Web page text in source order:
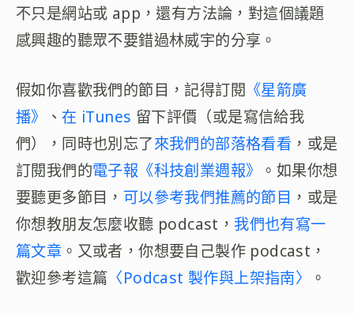
不只是網站或 app，還有方法論，對這個議題
感興趣的聽眾不要錯過林威宇的分享。
假如你喜歡我們的節目，記得訂閱 《星箭廣
播》
、在 iTunes 留下評價（或是寫信給我
們），同時也別忘了來我們的部落格看看 ，或是
訂閱我們的電子報《科技創業週報》 。如果你想
要聽更多節目， 可以參考我們推薦的節目 ，或是
你想教朋友怎麼收聽 podcast， 我們也有寫一
篇文章 。又或者，你想要自己製作 podcast，
歡迎參考這篇 〈Podcast 製作與上架指南〉 。